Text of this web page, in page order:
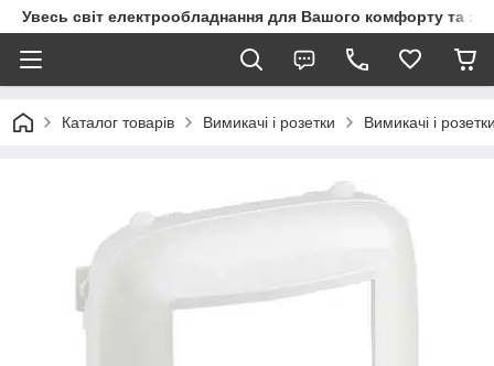
Увесь світ електрообладнання для Вашого комфорту та
Каталог товарів Вимикачі і розетки Вимикачі і